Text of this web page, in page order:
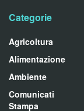
Categorie
Agricoltura
Alimentazione
Ambiente
Comunicati
Stampa